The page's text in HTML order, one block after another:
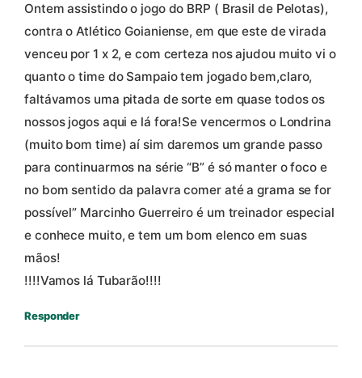
Ontem assistindo o jogo do BRP ( Brasil de Pelotas),
contra o Atlético Goianiense, em que este de virada
venceu por 1 x 2, e com certeza nos ajudou muito vi o
quanto o time do Sampaio tem jogado bem,claro,
faltávamos uma pitada de sorte em quase todos os
nossos jogos aqui e lá fora!Se vencermos o Londrina
(muito bom time) aí sim daremos um grande passo
para continuarmos na série “B” é só manter o foco e
no bom sentido da palavra comer até a grama se for
possível” Marcinho Guerreiro é um treinador especial
e conhece muito, e tem um bom elenco em suas
mãos!
!!!!Vamos lá Tubarão!!!!
Responder